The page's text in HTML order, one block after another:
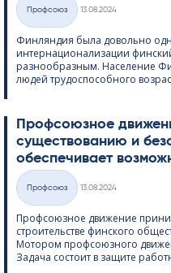
Категории
Профсоюз
13.08.2024
Финляндия была довольно
интернационализации
разнообразным. Население
людей трудоспособного
Профсоюзное
существованию и
обеспечивает
Категории
Профсоюз
13.08.2024
Профсоюзное движение
строительстве финского
Мотором профсоюзного
Задача состоит в защите